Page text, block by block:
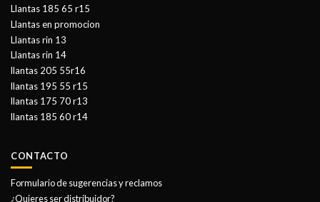
Llantas 185 65 r15
Llantas en promocion
Llantas rin 13
Llantas rin 14
llantas 205 55r16
llantas 195 55 r15
llantas 175 70 r13
llantas 185 60 r14
CONTACTO
Formulario de sugerencias y reclamos
¿Quieres ser distribuidor?